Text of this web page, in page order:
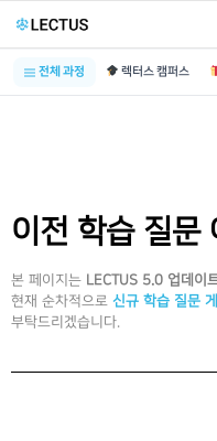
전체 과정 렉터스
이전 학습 질문
본 페이지는 LECTUS 5.0 업데이
현재 순차적으로 신규 학습 질문
부탁드리겠습니다.